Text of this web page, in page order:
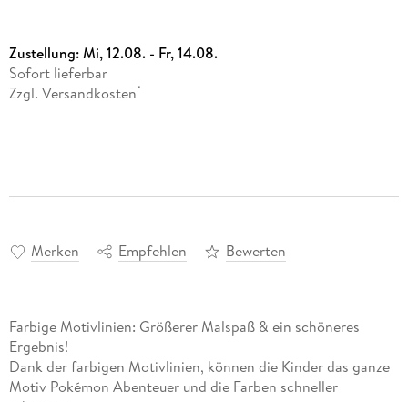
Zustellung:Mi, 12.08. - Fr, 14.08.
Sofort lieferbar
Zzgl. Versandkosten *
Merken Empfehlen Bewerten
Farbige Motivlinien: Größerer Malspaß & ein schöneres
Ergebnis!
Dank der farbigen Motivlinien, können die Kinder das ganze
Motiv Pokémon Abenteuer und die Farben schneller